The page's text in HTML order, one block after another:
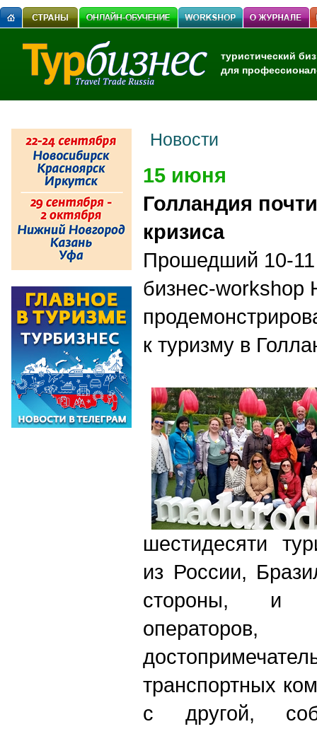
туристический
для
Новости
15 июня
Голландия
кризиса
Прошедший 10-
бизнес-workshop
к туризму в
шестидесяти
из России,
стороны, и
транспортных
с другой,